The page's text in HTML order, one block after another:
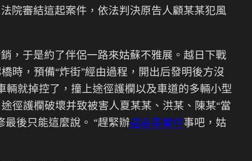
院審結這起案件，依法判決原告人顧某某犯風
，于是約了伴侶一路來姑蘇不雅展。越日下戰
時，預備“炸街”經由過程，開出后發明後方沒
就掉控了，撞上途徑護欄以及車道的多輛小型
徑護欄破壞并致被害人夏某某、洪某、陳某“當
最後只能這麼說。 “趕緊辦德系車零件事吧，姑